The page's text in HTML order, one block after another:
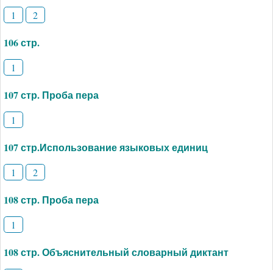
1 2
106 стр.
1
107 стр. Проба пера
1
107 стр.Использование языковых единиц
1 2
108 стр. Проба пера
1
108 стр. Объяснительный словарный диктант